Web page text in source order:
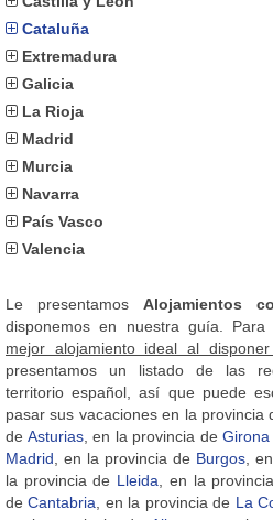
Cataluña
Extremadura
Galicia
La Rioja
Madrid
Murcia
Navarra
País Vasco
Valencia
Le presentamosAlojamientos
disponemos en nuestra guía.
mejor alojamiento ideal al
presentamos un listado de las
territorio español, así que puede
pasar sus vacaciones en la provincia
de Asturias, en la provincia deGirona
Madrid, en la provincia de Burgos,
la provincia de Lleida, en la
deCantabria, en la provincia de La